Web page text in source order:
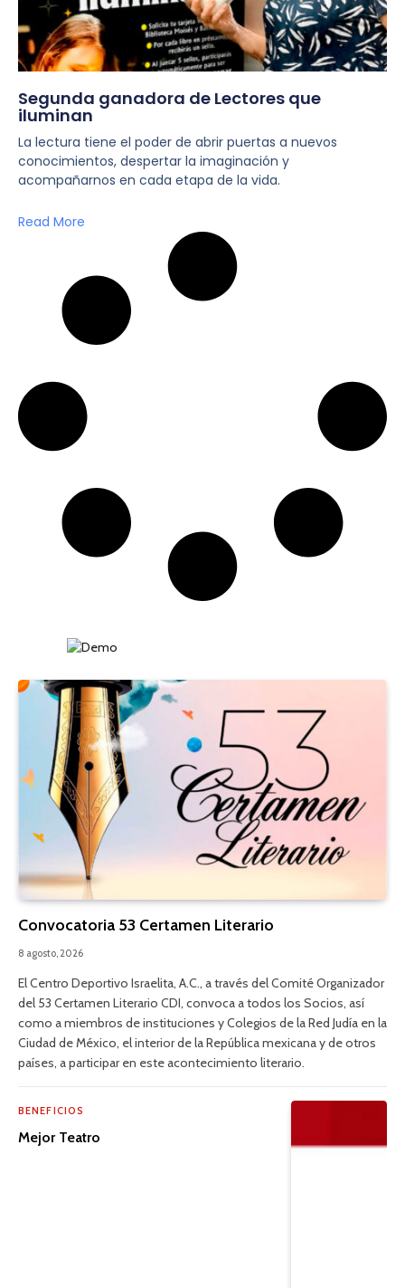
Segunda ganadora de Lectores que
iluminan
La lectura tiene el poder de abrir puertas a nuevos
conocimientos, despertar la imaginación y
acompañarnos en cada etapa de la vida.
Read More
Convocatoria 53 Certamen Literario
8 agosto, 2026
El Centro Deportivo Israelita, A.C., a través del Comité Organizador
del 53 Certamen Literario CDI, convoca a todos los Socios, así
como a miembros de instituciones y Colegios de la Red Judía en la
Ciudad de México, el interior de la República mexicana y de otros
países, a participar en este acontecimiento literario.
BENEFICIOS
Mejor Teatro